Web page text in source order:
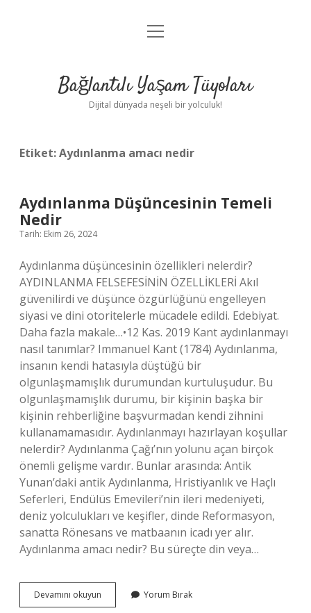
Anasayfa
Yasal Uyarı
menüyü
Bağlantılı Yaşam Tüyoları
Dijital dünyada neşeli bir yolculuk!
Etiket:Aydınlanma amacı nedir
Aydınlanma Düşüncesinin Temeli
Nedir
Tarih: Ekim 26, 2024
Aydınlanma düşüncesinin özellikleri nelerdir?
AYDINLANMA FELSEFESİNİN ÖZELLİKLERİ Akıl
güvenilirdi ve düşünce özgürlüğünü engelleyen
siyasi ve dini otoritelerle mücadele edildi. Edebiyat.
Daha fazla makale…•12 Kas. 2019 Kant aydınlanmayı
nasıl tanımlar? Immanuel Kant (1784) Aydınlanma,
insanın kendi hatasıyla düştüğü bir
olgunlaşmamışlık durumundan kurtuluşudur. Bu
olgunlaşmamışlık durumu, bir kişinin başka bir
kişinin rehberliğine başvurmadan kendi zihnini
kullanamamasıdır. Aydınlanmayı hazırlayan koşullar
nelerdir? Aydınlanma Çağı’nın yolunu açan birçok
önemli gelişme vardır. Bunlar arasında: Antik
Yunan’daki antik Aydınlanma, Hristiyanlık ve Haçlı
Seferleri, Endülüs Emevileri’nin ileri medeniyeti,
deniz yolculukları ve keşifler, dinde Reformasyon,
sanatta Rönesans ve matbaanın icadı yer alır.
Aydınlanma amacı nedir? Bu süreçte din veya…
Devamını okuyun Aydınlanma
Düşüncesinin
Yorum Bırak